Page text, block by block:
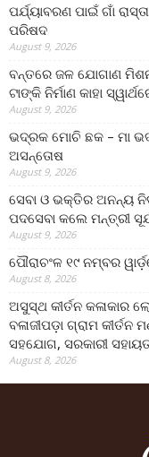
ପର୍ଯ୍ୟାବରଣ ପାଇଁ ଗାଁ
ପରିଷଦ
August 9, 2026
ବନ୍ତରେ ଜଳ ଯୋଗାଣ
ଟାଙ୍କି ନିର୍ମାଣ କାହା
August 9, 2026
ଭଦ୍ରକ ମୋଚି ଛକ – ମା
ଅସନ୍ତୋଷ
August 9, 2026
ସେବା ଓ ଭକ୍ତିର ଅନନ୍ୟ
ପଦସେବା କଲେ ମନ୍ତ୍ରୀ
August 9, 2026
ପୌରାଚଂଳ ୧୯ ନମ୍ବର
August 8, 2026
ଅସୁସ୍ଥ କୀର୍ତନ କଳାକାର
ବଳାଜୀପଡ଼ା ଗ୍ରାମ
ସହଯୋଗ, ସରକାରୀ
August 8, 2026